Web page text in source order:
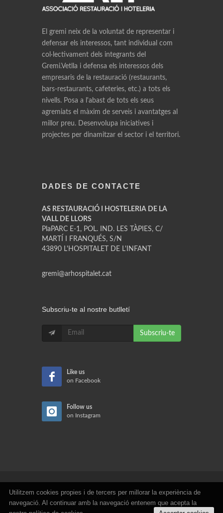
El gremi neix de la voluntat de representar i
defensar els interessos, tant individual com
col·lectivament dels integrants del
Gremi.Vetlla i defensa els interessos dels
empresaris de la restauració (restaurants,
bars-restaurants, cafeteries, etc.) a tots els
nivells. Posa a l'abast de tots els seus
agremiats el màxim de serveis i avantatges al
millor preu. Desenvolupa iniciatives i
projectes per dinamitzar el sector i el territori.
DADES DE CONTACTE
AS RESTAURACIÓ I HOSTELERIA DE LA
VALL DE LLORS
PlaPARC E-1, POL. IND. LES TÀPIES, C/
MARTÍ I FRANQUÉS, S/N
43890 L'HOSPITALET DE L'INFANT
gremi@arhospitalet.cat
Subscriu-te al nostre butlletí
Subscriu-te
Like us
on Facebook
Follow us
on Instagram
Copyrights © 2026
Utilitzem cookies propies i de tercers per millorar la experiència de
navegació. Al continuar amb la navegació entenem que acepta la